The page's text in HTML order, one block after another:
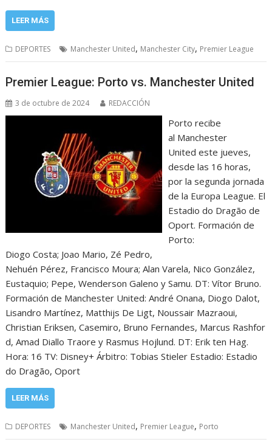
LEER MÁS
DEPORTES Manchester United, Manchester City, Premier League
Premier League: Porto vs. Manchester United
3 de octubre de 2024 REDACCIÓN
Porto recibe
al Manchester
United este jueves,
desde las 16 horas,
por la segunda jornada
de la Europa League. El
Estadio do Dragão de
Oport. Formación de
Porto:
Diogo Costa; Joao Mario, Zé Pedro,
Nehuén Pérez, Francisco Moura; Alan Varela, Nico González,
Eustaquio; Pepe, Wenderson Galeno y Samu. DT: Vítor Bruno.
Formación de Manchester United: André Onana, Diogo Dalot,
Lisandro Martínez, Matthijs De Ligt, Noussair Mazraoui,
Christian Eriksen, Casemiro, Bruno Fernandes, Marcus Rashfor
d, Amad Diallo Traore y Rasmus Hojlund. DT: Erik ten Hag.
Hora: 16 TV: Disney+ Árbitro: Tobias Stieler Estadio: Estadio
do Dragão, Oport
LEER MÁS
DEPORTES Manchester United, Premier League, Porto